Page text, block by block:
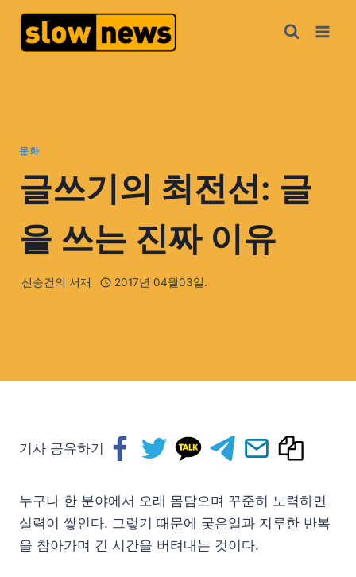
문화
글쓰기의 최전선: 글
을 쓰는 진짜 이유
신승건의 서재 2017년 04월03일.
기사 공유하기
누구나 한 분야에서 오래 몸담으며 꾸준히 노력하면
실력이 쌓인다. 그렇기 때문에 궂은일과 지루한 반복
을 참아가며 긴 시간을 버텨내는 것이다.